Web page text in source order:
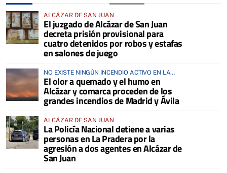
ALCÁZAR DE SAN JUAN
El juzgado de Alcázar de San Juan
decreta prisión provisional para
cuatro detenidos por robos y estafas
en salones de juego
NO EXISTE NINGÚN INCENDIO ACTIVO EN LA
COMARCA
El olor a quemado y el humo en
Alcázar y comarca proceden de los
grandes incendios de Madrid y Ávila
ALCÁZAR DE SAN JUAN
La Policía Nacional detiene a varias
personas en La Pradera por la
agresión a dos agentes en Alcázar de
San Juan